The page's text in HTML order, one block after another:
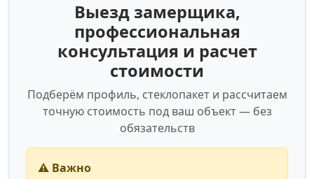
Выезд замерщика,
профессиональная
консультация и расчет
стоимости
Подберём профиль, стеклопакет и рассчитаем
точную стоимость под ваш объект — без
обязательств
⚠️ Важно